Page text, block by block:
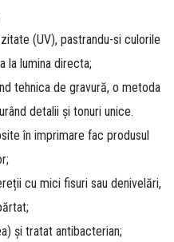
(UV), pastrandu-si culorile
la lumina directa;
tehnica de gravură, o metoda
detalii și tonuri unice.
în imprimare fac produsul
cu mici fisuri sau denivelări,
și tratat antibacterian;